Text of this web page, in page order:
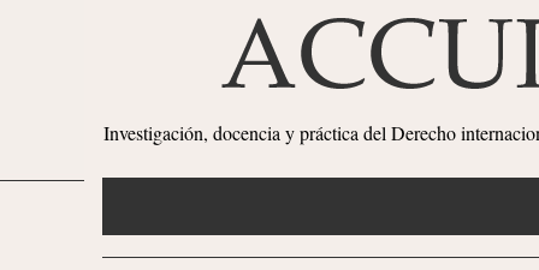
Investigación, docencia y práctica del Derecho